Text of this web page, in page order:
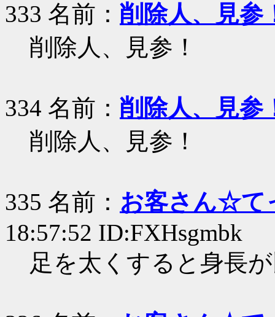
333 名前： 削除人、見参
削除人、見参！
334 名前： 削除人、見参
削除人、見参！
335 名前： お客さん☆て
18:57:52 ID:FXHsgmbk
足を太くすると身長